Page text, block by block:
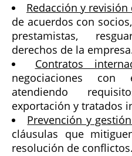
Redacción y
de acuerdos con
prestamistas,
derechos de la
Contratos
negociaciones con
atendiendo
exportación y tratados
Prevención y
cláusulas que
resolución de conflictos.